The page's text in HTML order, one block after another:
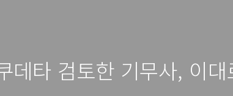
데타 검토한 기무사, 이